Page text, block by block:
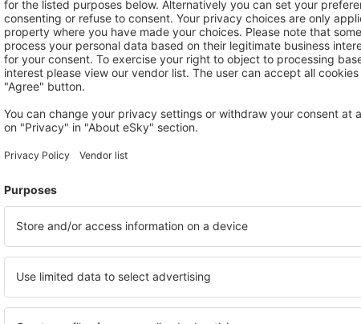
Sarlat-la-Caneda, 14 August 2026, 2 Nächte
SARLAT-LA-CANEDA
Hôtel Bon Encontre
Sarlat-la-Caneda, 14 August 2026, 2 Nächte